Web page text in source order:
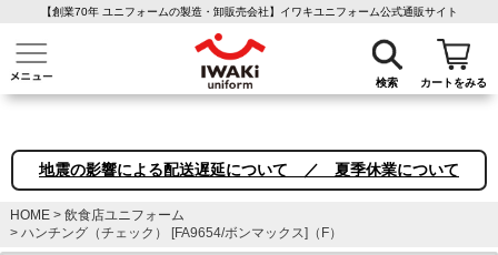
【創業70年 ユニフォームの製造・卸販売会社】イワキユニフォーム公式通販サイト
検索 カートをみる
介護ユニフォーム 作業着・作業服 ファン付き作業着 医療白衣
地震の影響による配送遅延について ／ 夏季休業について
HOME
飲食店ユニフォーム
ハンチング（チェック） [FA9654/ボンマックス]（F）